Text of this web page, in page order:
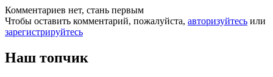
Комментариев нет, стань первым
Чтобы оставить комментарий, пожалуйста, авторизуйтесь или
зарегистрируйтесь
Наш топчик